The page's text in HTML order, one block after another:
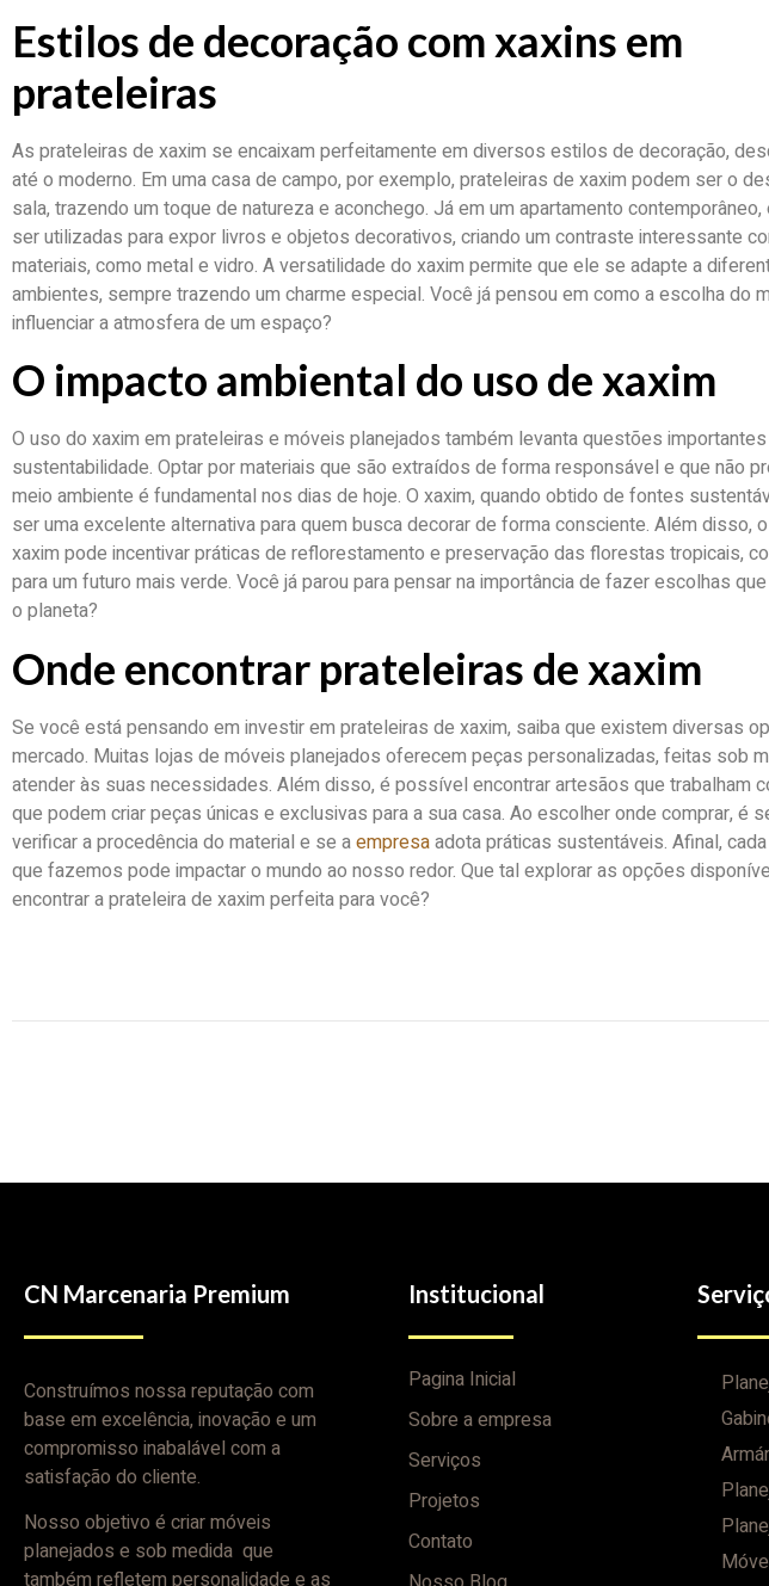
Estilos de decoração com xaxins em
prateleiras
As prateleiras de xaxim se encaixam perfeitamente em diversos estilos de decoração,
até o moderno. Em uma casa de campo, por exemplo, prateleiras de xaxim podem ser o
sala, trazendo um toque de natureza e aconchego. Já em um apartamento
ser utilizadas para expor livros e objetos decorativos, criando um contraste interessante
materiais, como metal e vidro. A versatilidade do xaxim permite que ele se adapte a
ambientes, sempre trazendo um charme especial. Você já pensou em como a escolha do
influenciar a atmosfera de um espaço?
O impacto ambiental do uso de xaxim
O uso do xaxim em prateleiras e móveis planejados também levanta questões
sustentabilidade. Optar por materiais que são extraídos de forma responsável e que não
meio ambiente é fundamental nos dias de hoje. O xaxim, quando obtido de fontes
ser uma excelente alternativa para quem busca decorar de forma consciente. Além disso,
xaxim pode incentivar práticas de reflorestamento e preservação das florestas tropicais,
para um futuro mais verde. Você já parou para pensar na importância de fazer escolhas
o planeta?
Onde encontrar prateleiras de xaxim
Se você está pensando em investir em prateleiras de xaxim, saiba que existem diversas
mercado. Muitas lojas de móveis planejados oferecem peças personalizadas, feitas sob
atender às suas necessidades. Além disso, é possível encontrar artesãos que trabalham
que podem criar peças únicas e exclusivas para a sua casa. Ao escolher onde comprar, é
verificar a procedência do material e se aempresaadota práticas sustentáveis. Afinal,
que fazemos pode impactar o mundo ao nosso redor. Que tal explorar as opções
encontrar a prateleira de xaxim perfeita para você?
CN Marcenaria Premium
Construímos nossa reputação com
base em excelência, inovação e um
compromisso inabalável com a
satisfação do cliente.
Nosso objetivo é criar móveis
planejados e sob medida que
também refletem personalidade e as
Institucional
Pagina Inicial
Sobre a empresa
Serviços
Projetos
Contato